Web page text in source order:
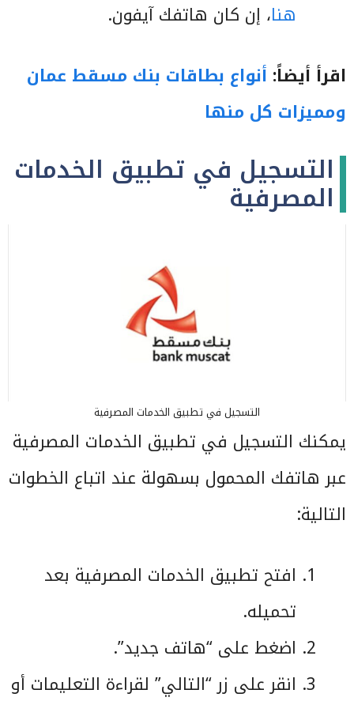
هنا، إن كان هاتفك آيفون.
اقرأ أيضاً: أنواع بطاقات بنك مسقط عمان
ومميزات كل منها
التسجيل في تطبيق الخدمات
المصرفية
التسجيل في تطبيق الخدمات المصرفية
يمكنك التسجيل في تطبيق الخدمات المصرفية
عبر هاتفك المحمول بسهولة عند اتباع الخطوات
التالية:
افتح تطبيق الخدمات المصرفية بعد
تحميله.
اضغط على “هاتف جديد”.
انقر على زر “التالي” لقراءة التعليمات أو